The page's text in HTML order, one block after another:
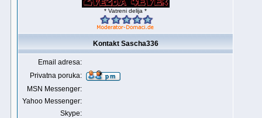
* Vatreni delija *
Kontakt Sascha336
Email adresa:
Privatna poruka:
MSN Messenger:
Yahoo Messenger:
Skype: